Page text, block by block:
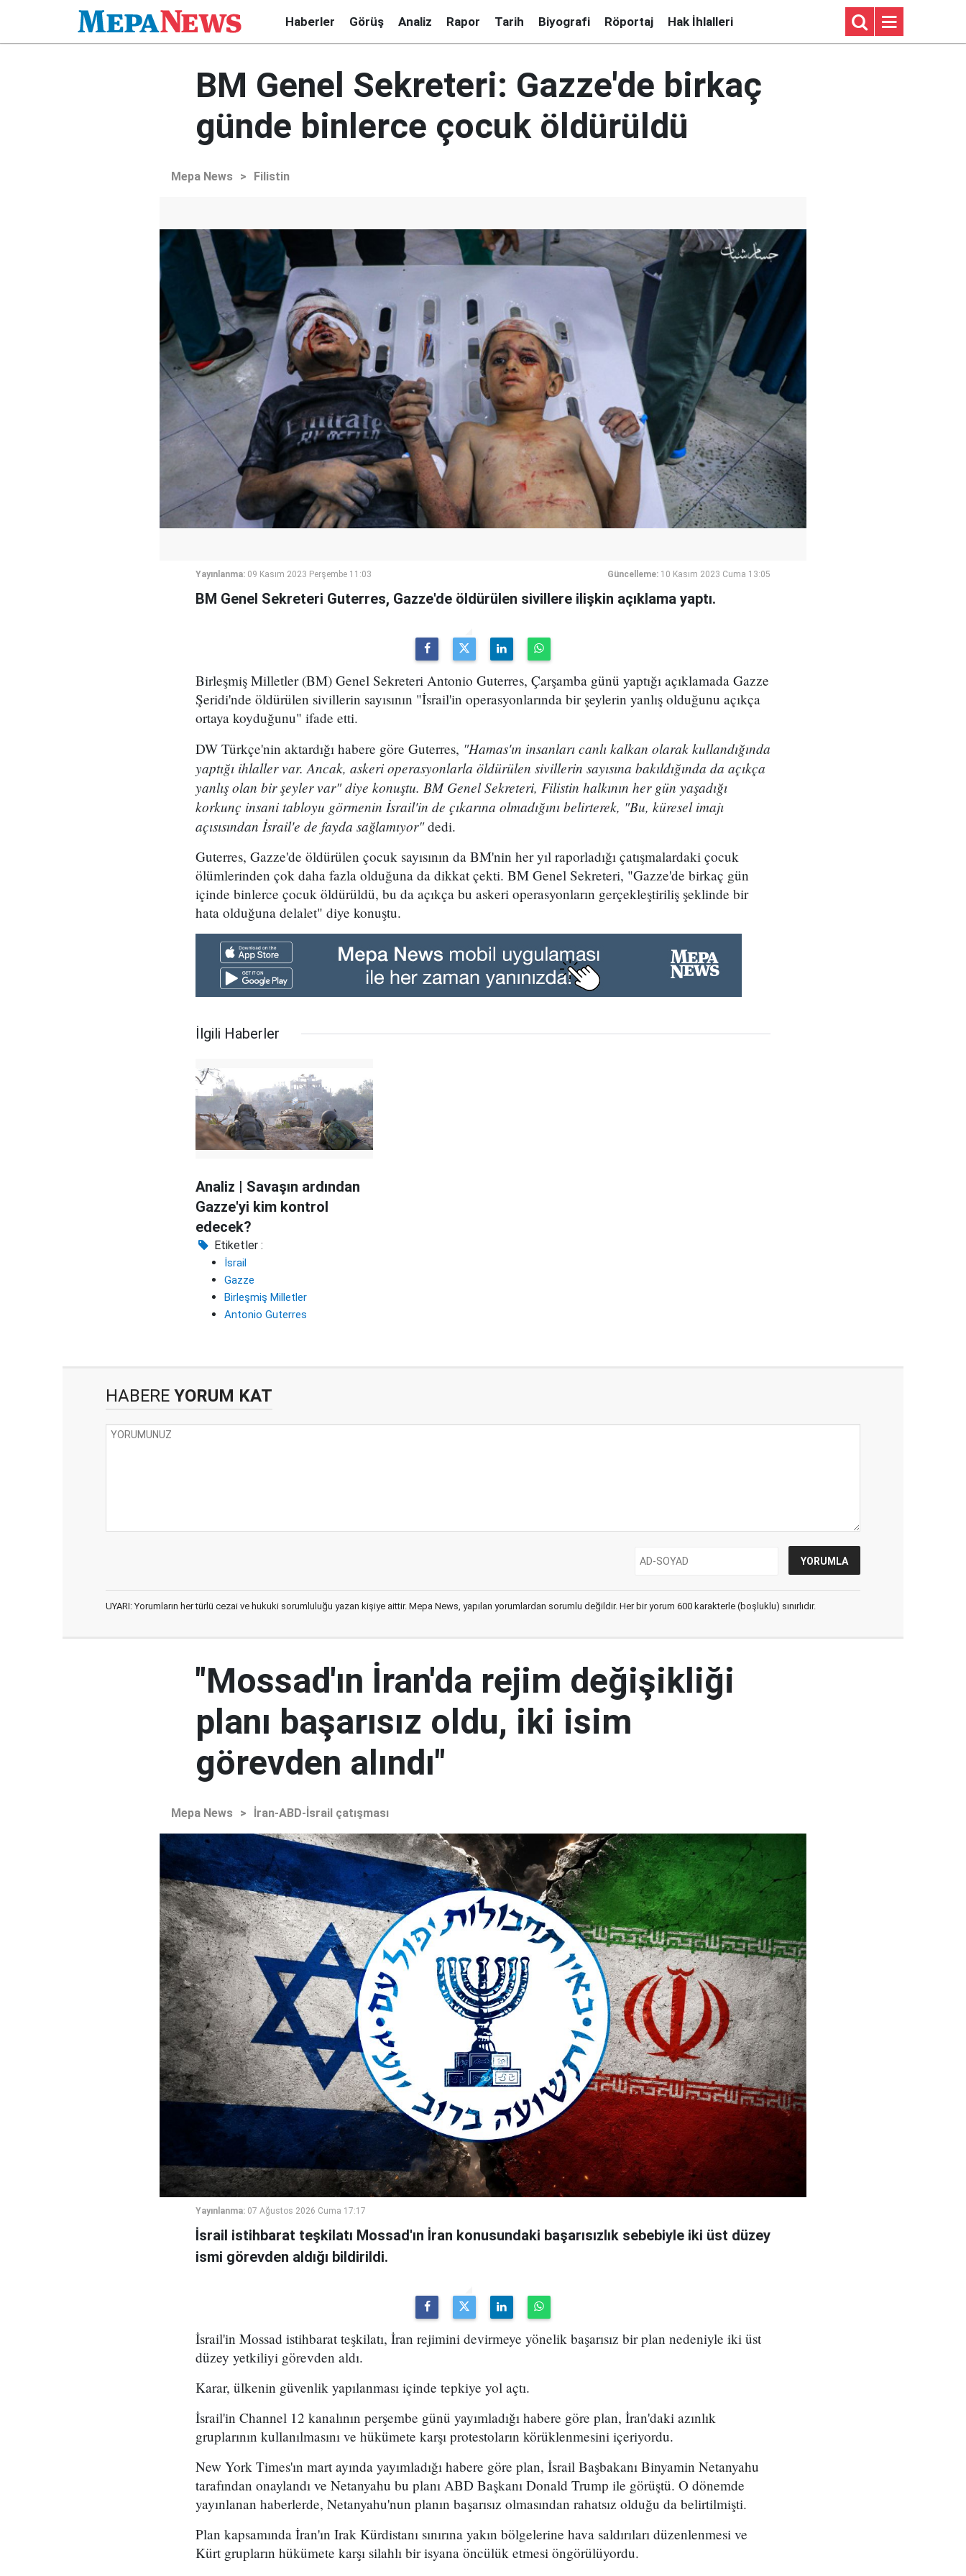
Haberler Görüş Analiz Rapor Tarih Biyografi Röportaj Hak İhlalleri
BM Genel Sekreteri: Gazze'de birkaç
günde binlerce çocuk öldürüldü
Mepa News > Filistin
Yayınlanma: 09 Kasım 2023 Perşembe 11:03 Güncelleme: 10 Kasım 2023 Cuma 13:05
BM Genel Sekreteri Guterres, Gazze'de öldürülen sivillere ilişkin açıklama yaptı.
Birleşmiş Milletler (BM) Genel Sekreteri Antonio Guterres, Çarşamba günü yaptığı açıklamada Gazze
Şeridi'nde öldürülen sivillerin sayısının "İsrail'in operasyonlarında bir şeylerin yanlış olduğunu açıkça
ortaya koyduğunu" ifade etti.
DW Türkçe'nin aktardığı habere göre Guterres, "Hamas'ın insanları canlı kalkan olarak kullandığında
yaptığı ihlaller var. Ancak, askeri operasyonlarla öldürülen sivillerin sayısına bakıldığında da açıkça
yanlış olan bir şeyler var" diye konuştu. BM Genel Sekreteri, Filistin halkının her gün yaşadığı
korkunç insani tabloyu görmenin İsrail'in de çıkarına olmadığını belirterek, "Bu, küresel imajı
açısısından İsrail'e de fayda sağlamıyor"dedi.
Guterres, Gazze'de öldürülen çocuk sayısının da BM'nin her yıl raporladığı çatışmalardaki çocuk
ölümlerinden çok daha fazla olduğuna da dikkat çekti. BM Genel Sekreteri, "Gazze'de birkaç gün
içinde binlerce çocuk öldürüldü, bu da açıkça bu askeri operasyonların gerçekleştiriliş şeklinde bir
hata olduğuna delalet" diye konuştu.
İlgili Haberler
Analiz | Savaşın ardından
Gazze'yi kim kontrol
edecek?
Etiketler :
İsrail
Gazze
Birleşmiş Milletler
Antonio Guterres
HABERE YORUM KAT
UYARI: Yorumların her türlü cezai ve hukuki sorumluluğu yazan kişiye aittir. Mepa News, yapılan yorumlardan sorumlu değildir. Her bir yorum 600 karakterle (boşluklu) sınırlıdır.
"Mossad'ın İran'da rejim değişikliği
planı başarısız oldu, iki isim
görevden alındı"
Mepa News > İran-ABD-İsrail çatışması
Yayınlanma: 07 Ağustos 2026 Cuma 17:17
İsrail istihbarat teşkilatı Mossad'ın İran konusundaki başarısızlık sebebiyle iki üst düzey
ismi görevden aldığı bildirildi.
İsrail'in Mossad istihbarat teşkilatı, İran rejimini devirmeye yönelik başarısız bir plan nedeniyle iki üst
düzey yetkiliyi görevden aldı.
Karar, ülkenin güvenlik yapılanması içinde tepkiye yol açtı.
İsrail'in Channel 12 kanalının perşembe günü yayımladığı habere göre plan, İran'daki azınlık
gruplarının kullanılmasını ve hükümete karşı protestoların körüklenmesini içeriyordu.
New York Times'ın mart ayında yayımladığı habere göre plan, İsrail Başbakanı Binyamin Netanyahu
tarafından onaylandı ve Netanyahu bu planı ABD Başkanı Donald Trump ile görüştü. O dönemde
yayınlanan haberlerde, Netanyahu'nun planın başarısız olmasından rahatsız olduğu da belirtilmişti.
Plan kapsamında İran'ın Irak Kürdistanı sınırına yakın bölgelerine hava saldırıları düzenlenmesi ve
Kürt grupların hükümete karşı silahlı bir isyana öncülük etmesi öngörülüyordu.